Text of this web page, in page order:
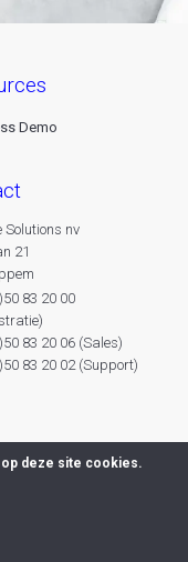
Demo
Solutions nv
21
83 20 00
83 20 06 (Sales)
83 20 02 (Support)
op deze site cookies.